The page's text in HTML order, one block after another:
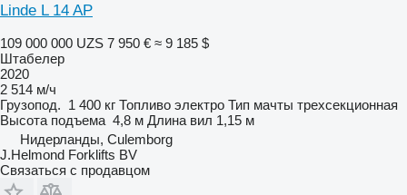
Linde L 14 AP
109 000 000 UZS 7 950 € ≈ 9 185 $
Штабелер
2020
2 514 м/ч
Грузопод. 1 400 кг Топливо электро Тип мачты трехсекционная
Высота подъема 4,8 м Длина вил 1,15 м
Нидерланды, Culemborg
J.Helmond Forklifts BV
Связаться с продавцом